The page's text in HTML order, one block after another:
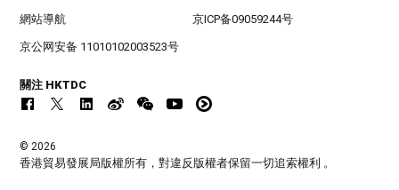
網站導航 京ICP备09059244号
京公网安备 11010102003523号
關注 HKTDC
© 2026
香港貿易發展局版權所有，對違反版權者保留一切追索權利 。